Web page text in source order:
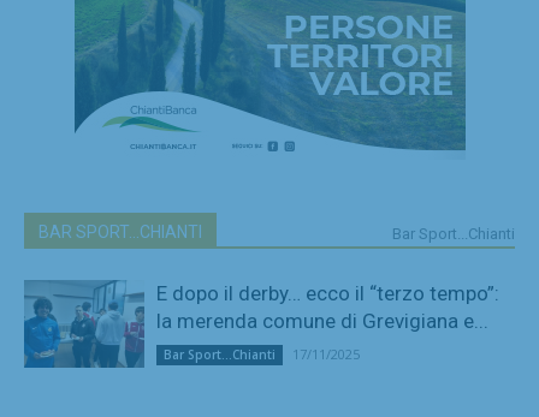
BAR SPORT...CHIANTI Bar Sport...Chianti
E dopo il derby… ecco il “terzo tempo”:
la merenda comune di Grevigiana e...
Bar Sport...Chianti 17/11/2025